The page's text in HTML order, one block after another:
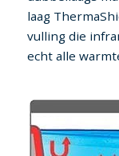
laag
vulling die
echt alle